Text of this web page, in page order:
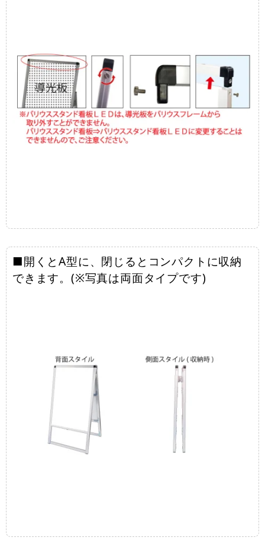
■開くとA型に、閉じるとコンパクトに収納
できます。(※写真は両面タイプです)